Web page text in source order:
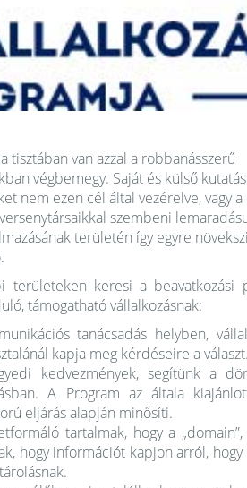
tisztában van azzal a robbanásszerű
végbemegy. Saját és külső
nem ezen cél által vezérelve, vagy
szembeni
területén így egyre
területeken keresi a beavatkozási
támogatható vállalkozásnak:
tanácsadás helyben,
kapja meg kérdéseire a választ.
kedvezmények, segítünk a
A Program az általa
eljárás alapján minősíti.
tartalmak, hogy a „domain”,
hogy információt kapjon arról,